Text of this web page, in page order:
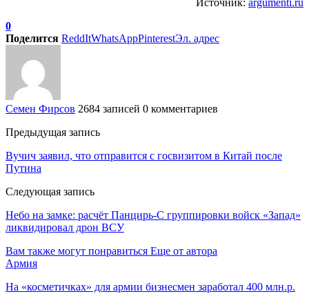
0
Поделится ReddItWhatsAppPinterestЭл. адрес
Семен Фирсов 2684 записей 0 комментариев
Предыдущая запись
Вучич заявил, что отправится с госвизитом в Китай после
Путина
Следующая запись
Небо на замке: расчёт Панцирь-С группировки войск «Запад»
ликвидировал дрон ВСУ
Вам также могут понравиться Еще от автора
Армия
На «косметичках» для армии бизнесмен заработал 400 млн.р.